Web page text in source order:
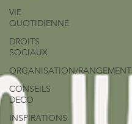
VIE
QUOTIDIENNE
DROITS
SOCIAUX
ORGANISATION/RANGEMENT
CONSEILS
DECO
INSPIRATIONS